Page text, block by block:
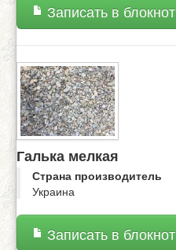
Записать в блокнот
Галька мелкая
Страна производитель
Украина
Записать в блокнот